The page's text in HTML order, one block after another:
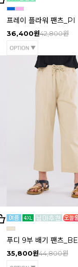
프레이 플라워 팬츠_PI
36,400원42,800원
푸디 9부 배기 팬츠_BE
35,800원44,800원